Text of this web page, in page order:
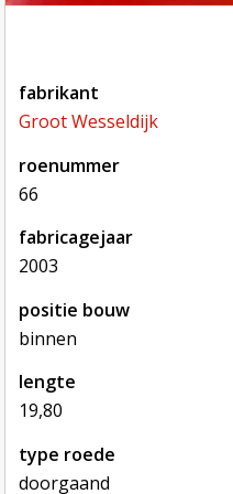
fabrikant
Groot Wesseldijk
roenummer
66
fabricagejaar
2003
positie bouw
binnen
lengte
19,80
type roede
doorgaand